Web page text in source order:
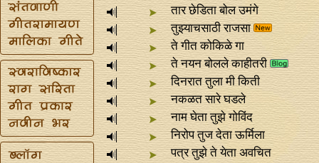
तार छेडिता बोल उमंगे
तुझ्याचसाठी राजसा
ते गीत कोकिळे गा
ते नयन बोलले काहीतरी
दिनरात तुला मी किती
नकळत सारे घडले
नाम घेता तुझे गोविंद
निरोप तुज देता ऊर्मिला
पत्र तुझे ते येता अवचित